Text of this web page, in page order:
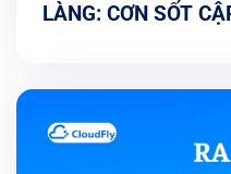
LÀNG: CƠN SỐT